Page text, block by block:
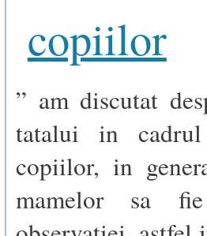
copiilor
” am discutat
tatalui in
copiilor, in
mamelor sa